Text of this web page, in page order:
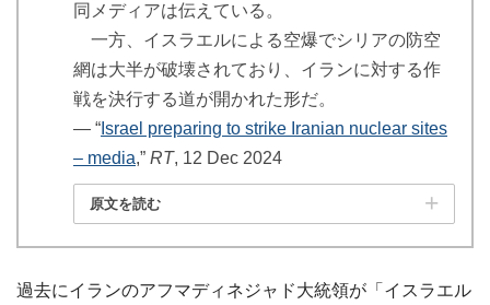
同メディアは伝えている。
一方、イスラエルによる空爆でシリアの防空
網は大半が破壊されており、イランに対する作
戦を決行する道が開かれた形だ。
― “ Israel preparing to strike Iranian nuclear sites
– media,” RT, 12 Dec 2024
原文を読む
過去にイランのアフマディネジャド大統領が「イスラエル